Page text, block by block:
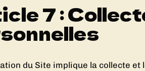
7 :
du Site implique la collecte